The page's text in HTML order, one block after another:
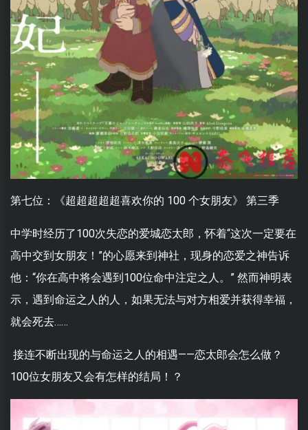
第七位：《超超超超超喜欢你的 100 个女朋友》 第三季
中学时经历了100次失恋的爱城恋太郎，怀着“这次一定要在
高中交到女朋友！”的心愿来到神社，现身的恋爱之神告诉
他：“你在高中将会遇到100位命中注定之人。” 然而神明表
示，遇到命运之人的人，如果无法与对方相爱并获得幸福，
就会死去……
接连不断出现的与命运之人的相遇——恋太郎会怎么做？
100位女朋友又会有怎样的结局！？